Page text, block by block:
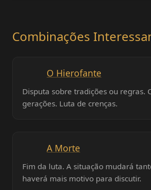
Combinações
O Hierofante
Disputa sobre tradições ou regras.
gerações. Luta de crenças.
A Morte
Fim da luta. A situação mudará
haverá mais motivo para discutir.